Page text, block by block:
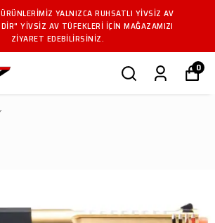
YALNIZCA RUHSATLI YIVSIZ AV
YIVSIZ AV TÜFEKLERI IÇIN MAĞAZAMIZI
ZIYARET EDEBILIRSINIZ.
0